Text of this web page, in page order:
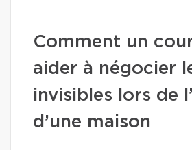
Comment un
aider à négocier
invisibles lors de
d’une maison